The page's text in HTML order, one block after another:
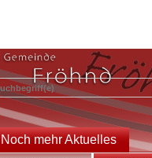
Noch mehr Aktuelles